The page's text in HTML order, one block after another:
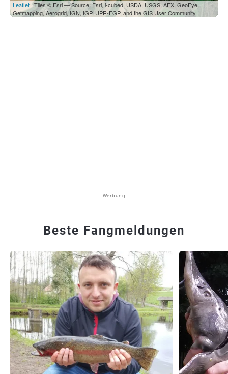
Leaflet | Tiles © Esri — Source: Esri, i-cubed, USDA, USGS, AEX, GeoEye,
Getmapping, Aerogrid, IGN, IGP, UPR-EGP, and the GIS User Community
Werbung
Beste Fangmeldungen